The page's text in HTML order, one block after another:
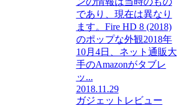
であり、現在は異なり
ます。Fire HD 8 (2018)
のポップな外観2018年
10月4日、ネット通販大
手のAmazonがタブレ
ッ...
2018.11.29
ガジェットレビュー